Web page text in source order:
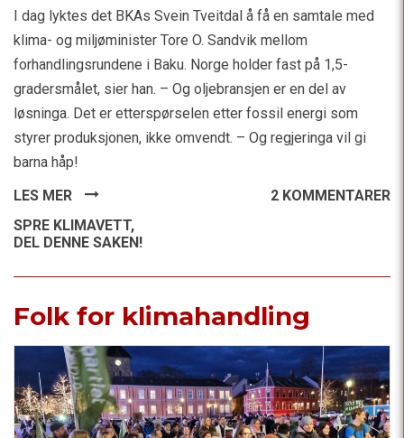
I dag lyktes det BKAs Svein Tveitdal å få en samtale med
klima- og miljøminister Tore O. Sandvik mellom
forhandlingsrundene i Baku. Norge holder fast på 1,5-
gradersmålet, sier han. – Og oljebransjen er en del av
løsninga. Det er etterspørselen etter fossil energi som
styrer produksjonen, ikke omvendt. – Og regjeringa vil gi
barna håp!
LES MER
2 KOMMENTARER
SPRE KLIMAVETT,
DEL DENNE SAKEN!
Folk for klimahandling